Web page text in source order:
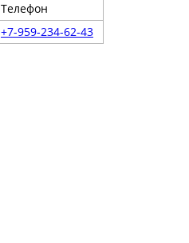
Телефон
+7-959-234-62-43